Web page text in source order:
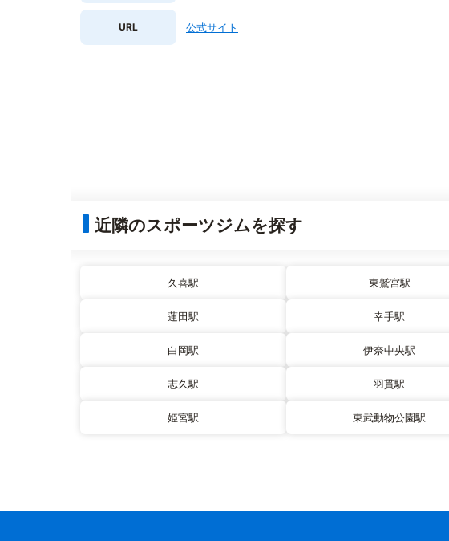
URL 公式サイト
近隣のスポーツジムを探す
久喜駅 東鷲宮駅
蓮田駅 幸手駅
白岡駅 伊奈中央駅
志久駅 羽貫駅
姫宮駅 東武動物公園駅